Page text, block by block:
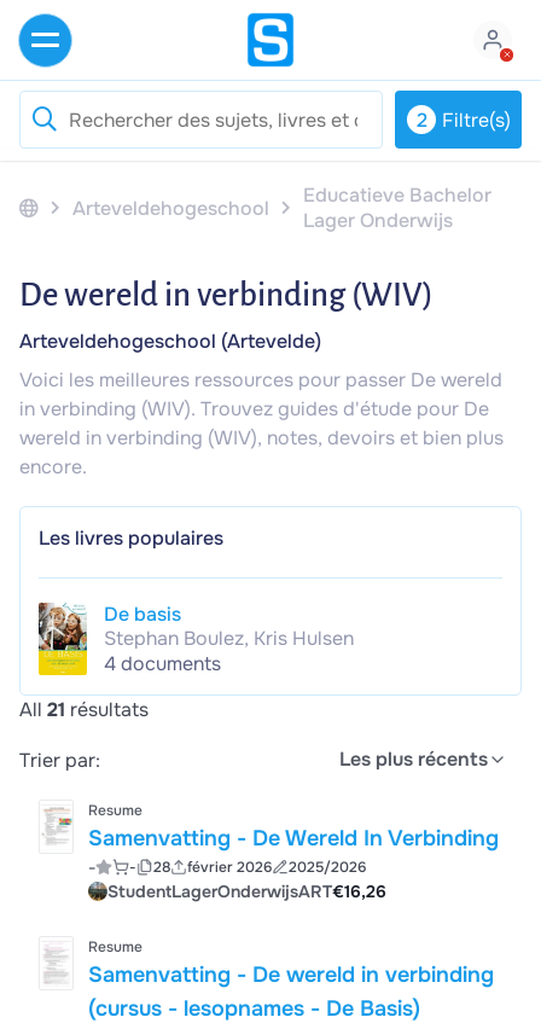
Arteveldehogeschool
Educatieve Bachelor
Lager Onderwijs
2 Filtre(s)
De wereld in verbinding (WIV)
Arteveldehogeschool (Artevelde)
Voici les meilleures ressources pour passer De wereld
in verbinding (WIV). Trouvez guides d'étude pour De
wereld in verbinding (WIV), notes, devoirs et bien plus
encore.
Les livres populaires
De basis
Stephan Boulez, Kris Hulsen
4 documents
All 21 résultats
Trier par:
Les plus récents
Resume
Samenvatting - De Wereld In Verbinding
- - 28 février 2026 2025/2026
StudentLagerOnderwijsART€16,26
Resume
Samenvatting - De wereld in verbinding
(cursus - lesopnames - De Basis)